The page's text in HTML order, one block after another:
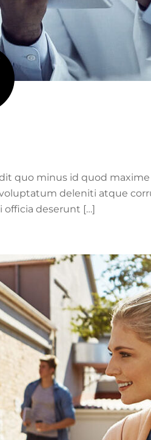
quo minus id quod maxime
deleniti atque
deserunt […]